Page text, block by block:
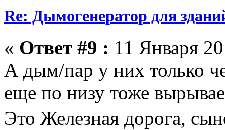
Re: Дымогенератор для
« Ответ #9 : 11 Января
А дым/пар у них только
еще по низу тоже
Это Железная дорога,